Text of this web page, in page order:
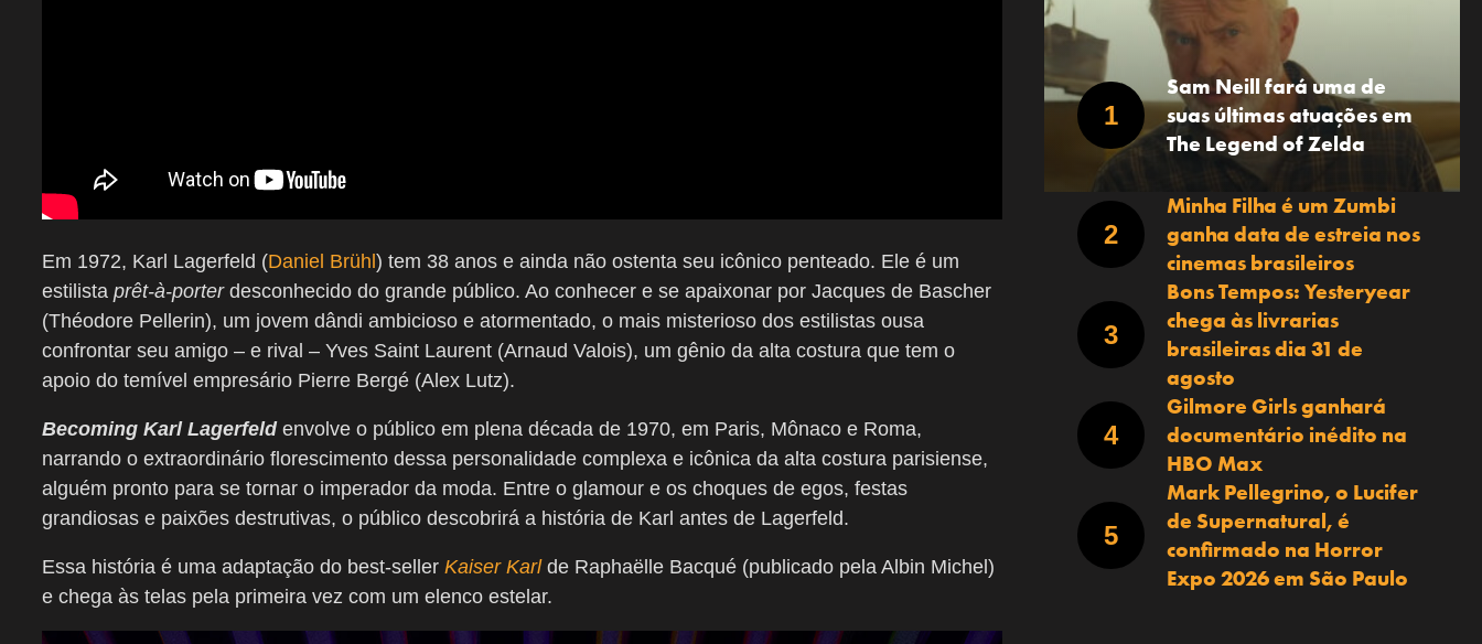
Em 1972, Karl Lagerfeld (Daniel Brühl ) tem 38 anos e ainda não ostenta seu icônico penteado. Ele é um
estilista prêt-à-porterdesconhecido do grande público. Ao conhecer e se apaixonar por Jacques de Bascher
(Théodore Pellerin), um jovem dândi ambicioso e atormentado, o mais misterioso dos estilistas ousa
confrontar seu amigo – e rival – Yves Saint Laurent (Arnaud Valois), um gênio da alta costura que tem o
apoio do temível empresário Pierre Bergé (Alex Lutz).
Becoming Karl Lagerfeldenvolve o público em plena década de 1970, em Paris, Mônaco e Roma,
narrando o extraordinário florescimento dessa personalidade complexa e icônica da alta costura parisiense,
alguém pronto para se tornar o imperador da moda. Entre o glamour e os choques de egos, festas
grandiosas e paixões destrutivas, o público descobrirá a história de Karl antes de Lagerfeld.
Essa história é uma adaptação do best-seller Kaiser Karlde Raphaëlle Bacqué (publicado pela Albin Michel)
e chega às telas pela primeira vez com um elenco estelar.
Sam Neill fará uma de
suas últimas atuações em
The Legend of Zelda
Minha Filha é um Zumbi
ganha data de estreia nos
cinemas brasileiros
Bons Tempos: Yesteryear
chega às livrarias
brasileiras dia 31 de
agosto
Gilmore Girls ganhará
documentário inédito na
HBO Max
Mark Pellegrino, o Lucifer
de Supernatural, é
confirmado na Horror
Expo 2026 em São Paulo